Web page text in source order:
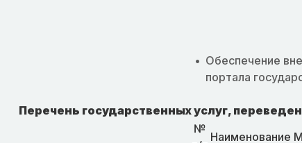
Обеспечение
портала
Перечень государственных услуг,
№
Наименование